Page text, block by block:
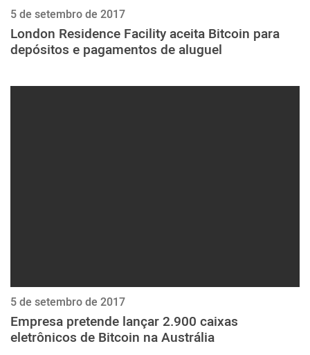
5 de setembro de 2017
London Residence Facility aceita Bitcoin para
depósitos e pagamentos de aluguel
5 de setembro de 2017
Empresa pretende lançar 2.900 caixas
eletrônicos de Bitcoin na Austrália